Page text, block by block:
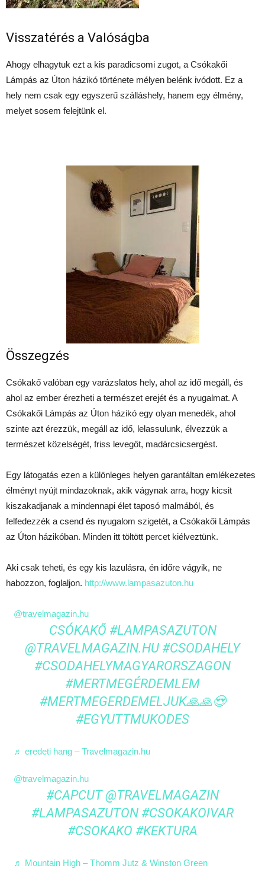
Visszatérés a Valóságba
Ahogy elhagytuk ezt a kis paradicsomi zugot, a Csókakői
Lámpás az Úton házikó története mélyen belénk ivódott. Ez a
hely nem csak egy egyszerű szálláshely, hanem egy élmény,
melyet sosem felejtünk el.
Összegzés
Csókakő valóban egy varázslatos hely, ahol az idő megáll, és
ahol az ember érezheti a természet erejét és a nyugalmat. A
Csókakői Lámpás az Úton házikó egy olyan menedék, ahol
szinte azt érezzük, megáll az idő, lelassulunk, élvezzük a
természet közelségét, friss levegőt, madárcsicsergést.
Egy látogatás ezen a különleges helyen garantáltan emlékezetes
élményt nyújt mindazoknak, akik vágynak arra, hogy kicsit
kiszakadjanak a mindennapi élet taposó malmából, és
felfedezzék a csend és nyugalom szigetét, a Csókakői Lámpás
az Úton házikóban. Minden itt töltött percet kiélveztünk.
Aki csak teheti, és egy kis lazulásra, én időre vágyik, ne
habozzon, foglaljon. http://www.lampasazuton.hu
@travelmagazin.hu
CSÓKAKŐ #LAMPASAZUTON
@TRAVELMAGAZIN.HU #CSODAHELY
#CSODAHELYMAGYARORSZAGON
#MERTMEGÉRDEMLEM
#MERTMEGERDEMELJUK🙏🙏😍
#EGYUTTMUKODES
♬ eredeti hang – Travelmagazin.hu
@travelmagazin.hu
#CAPCUT@TRAVELMAGAZIN
#LAMPASAZUTON #CSOKAKOIVAR
#CSOKAKO #KEKTURA
♬ Mountain High – Thomm Jutz & Winston Green